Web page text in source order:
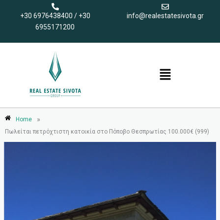
περιεχόμενο
+30 6976438400 / +30
6955171200
info@realestatesivota.gr
Menu
Home »
Πωλείται πετρόχτιστη κατοικία στο Πόποβο Θεσπρωτίας 100.000€ (999)